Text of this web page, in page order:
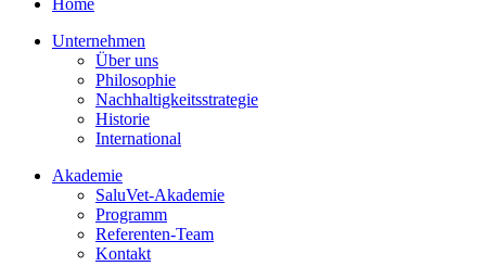
Unternehmen
Über uns
Philosophie
Nachhaltigkeitsstrategie
Historie
International
Akademie
SaluVet-Akademie
Programm
Referenten-Team
Kontakt